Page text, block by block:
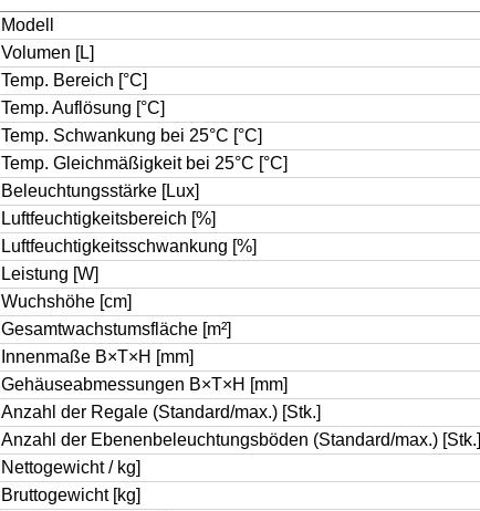
Modell
Volumen [L]
Temp. Bereich [°C]
Temp. Auflösung [°C]
Temp. Schwankung bei 25°C [°C]
Temp. Gleichmäßigkeit bei 25°C [°C]
Beleuchtungsstärke [Lux]
Luftfeuchtigkeitsbereich [%]
Luftfeuchtigkeitsschwankung [%]
Leistung [W]
Wuchshöhe [cm]
Gesamtwachstumsfläche [m²]
Innenmaße B×T×H [mm]
Gehäuseabmessungen B×T×H [mm]
Anzahl der Regale (Standard/max.) [Stk.]
Anzahl der Ebenenbeleuchtungsböden (Standard/max.) [Stk.]
Nettogewicht / kg]
Bruttogewicht [kg]